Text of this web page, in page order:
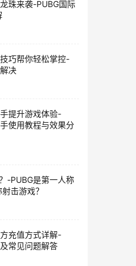
珠来袭-PUBG国际
巧帮你轻松掌控-
决
提升游戏体验-
使用教程与效果分
-PUBG是第一人称
击游戏？
充值方式详解-
常见问题解答